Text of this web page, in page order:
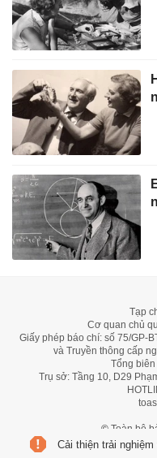
Tạp
Cơ quan chủ
Giấy phép báo chí: số 75/GP-
và Truyền thông cấp
Tổng
Trụ sở: Tầng 10, D29
© Toàn bộ
Cải thiện trải